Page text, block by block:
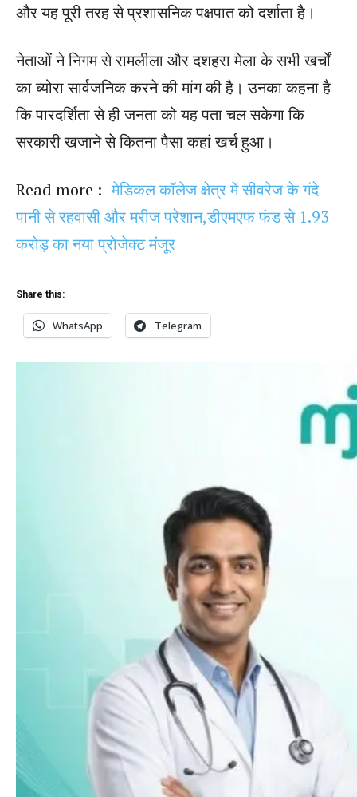
और यह पूरी तरह से प्रशासनिक पक्षपात को दर्शाता है।
नेताओं ने निगम से रामलीला और दशहरा मेला के सभी खर्चों
का ब्योरा सार्वजनिक करने की मांग की है। उनका कहना है
कि पारदर्शिता से ही जनता को यह पता चल सकेगा कि
सरकारी खजाने से कितना पैसा कहां खर्च हुआ।
Read more :-मेडिकल कॉलेज क्षेत्र में सीवरेज के गंदे
पानी से रहवासी और मरीज परेशान,डीएमएफ फंड से 1.93
करोड़ का नया प्रोजेक्ट मंजूर
Share this:
WhatsApp Telegram